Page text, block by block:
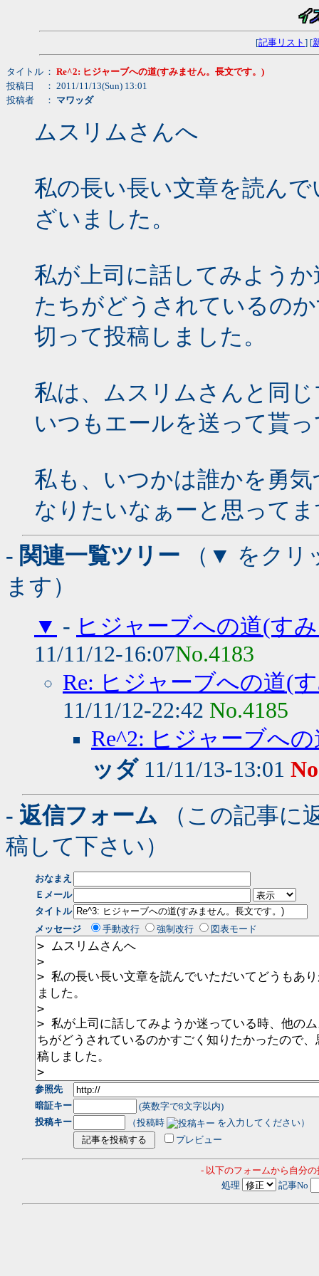
[記事リスト ] [
タイトル ： Re^2: ヒジャーブへの道(すみません。長文です。)
投稿日
： 2011/11/13(Sun) 13:01
投稿者
： マワッダ
ムスリムさんへ
私の長い長い文章を読ん
ざいました。
私が上司に話してみよう
たちがどうされているの
切って投稿しました。
私は、ムスリムさんと同
いつもエールを送って貰
私も、いつかは誰かを勇
なりたいなぁーと思って
- 関連一覧ツリー （▼ をクリ
ます）
▼ - ヒジャーブへの道(す
11/11/12-16:07No.4183
Re: ヒジャーブへの道(
11/11/12-22:42 No.4185
Re^2: ヒジャーブへ
ッダ11/11/13-13:01
- 返信フォーム （この記事に
稿して下さい）
おなまえ
Ｅメール
タイトル
メッセージ
手動改行 強制改行 図表モード
参照先
暗証キー
(英数字で8文字以内)
投稿キー
（投稿時
を入力してください）
プレビュー
- 以下のフォームから自分
処理
記事No